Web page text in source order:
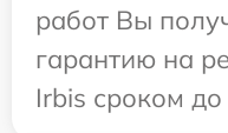
работ Вы
гарантию на
Irbis сроком до